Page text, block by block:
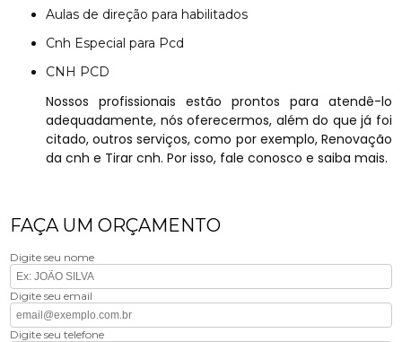
Aulas de direção para habilitados
Cnh Especial para Pcd
CNH PCD
Nossos profissionais estão prontos para atendê-lo
adequadamente, nós oferecermos, além do que já foi
citado, outros serviços, como por exemplo, Renovação
da cnh e Tirar cnh. Por isso, fale conosco e saiba mais.
FAÇA UM ORÇAMENTO
Digite seu nome
Digite seu email
Digite seu telefone